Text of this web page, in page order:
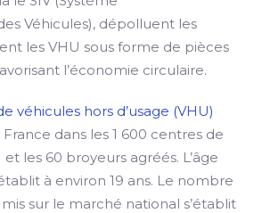
Véhicules), dépolluent les
les VHU sous forme de pièces
l’économie circulaire.
véhicules hors d’usage (VHU)
dans les 1 600 centres de
les 60 broyeurs agréés. L’âge
à environ 19 ans. Le nombre
sur le marché national s’établit